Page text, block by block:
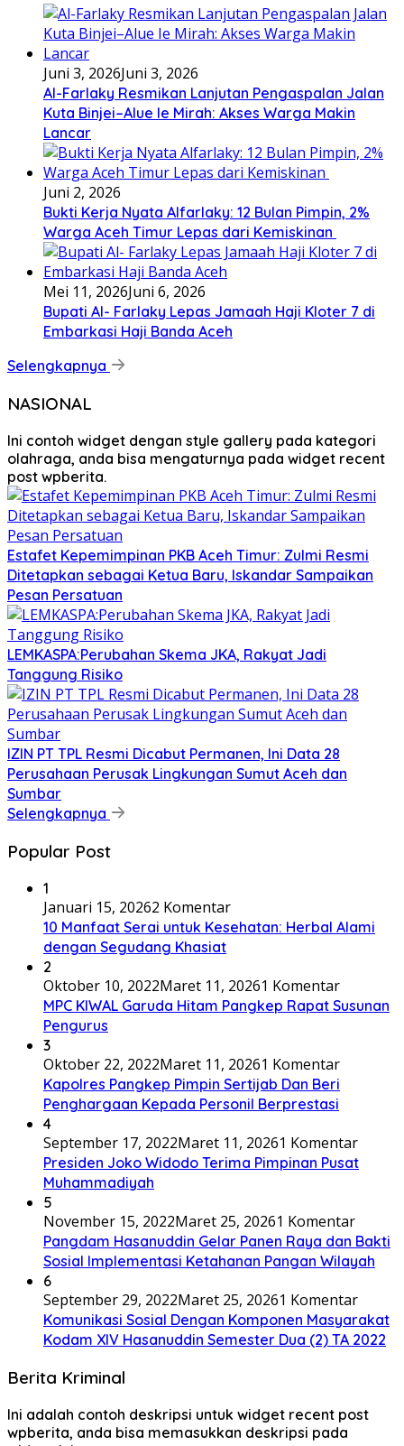
Juni 3, 2026Juni 3, 2026
Al-Farlaky Resmikan Lanjutan Pengaspalan Jalan
Kuta Binjei–Alue Ie Mirah: Akses Warga Makin
Lancar
Juni 2, 2026
Bukti Kerja Nyata Alfarlaky: 12 Bulan Pimpin, 2%
Warga Aceh Timur Lepas dari Kemiskinan ‎
Mei 11, 2026Juni 6, 2026
Bupati Al- Farlaky Lepas Jamaah Haji Kloter 7 di
Embarkasi Haji Banda Aceh
Selengkapnya
NASIONAL
Ini contoh widget dengan style gallery pada kategori
olahraga, anda bisa mengaturnya pada widget recent
post wpberita.
Estafet Kepemimpinan PKB Aceh Timur: Zulmi Resmi
Ditetapkan sebagai Ketua Baru, Iskandar Sampaikan
Pesan Persatuan
LEMKASPA:Perubahan Skema JKA, Rakyat Jadi
Tanggung Risiko
IZIN PT TPL Resmi Dicabut Permanen, Ini Data 28
Perusahaan Perusak Lingkungan Sumut Aceh dan
Sumbar
Selengkapnya
Popular Post
1
Januari 15, 20262 Komentar
10 Manfaat Serai untuk Kesehatan: Herbal Alami
dengan Segudang Khasiat
2
Oktober 10, 2022Maret 11, 20261 Komentar
MPC KIWAL Garuda Hitam Pangkep Rapat Susunan
Pengurus
3
Oktober 22, 2022Maret 11, 20261 Komentar
Kapolres Pangkep Pimpin Sertijab Dan Beri
Penghargaan Kepada Personil Berprestasi
4
September 17, 2022Maret 11, 20261 Komentar
Presiden Joko Widodo Terima Pimpinan Pusat
Muhammadiyah
5
November 15, 2022Maret 25, 20261 Komentar
Pangdam Hasanuddin Gelar Panen Raya dan Bakti
Sosial Implementasi Ketahanan Pangan Wilayah
6
September 29, 2022Maret 25, 20261 Komentar
Komunikasi Sosial Dengan Komponen Masyarakat
Kodam XIV Hasanuddin Semester Dua (2) TA 2022
Berita Kriminal
Ini adalah contoh deskripsi untuk widget recent post
wpberita, anda bisa memasukkan deskripsi pada